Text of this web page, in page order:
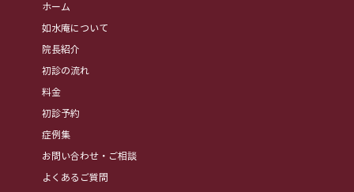
ホーム
如水庵について
院長紹介
初診の流れ
料金
初診予約
症例集
お問い合わせ・ご相談
よくあるご質問